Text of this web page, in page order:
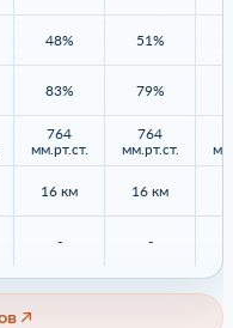
48%
83%
764
мм.рт.ст.
16 км
-
51%
79%
764
мм.рт.ст.
16 км
-